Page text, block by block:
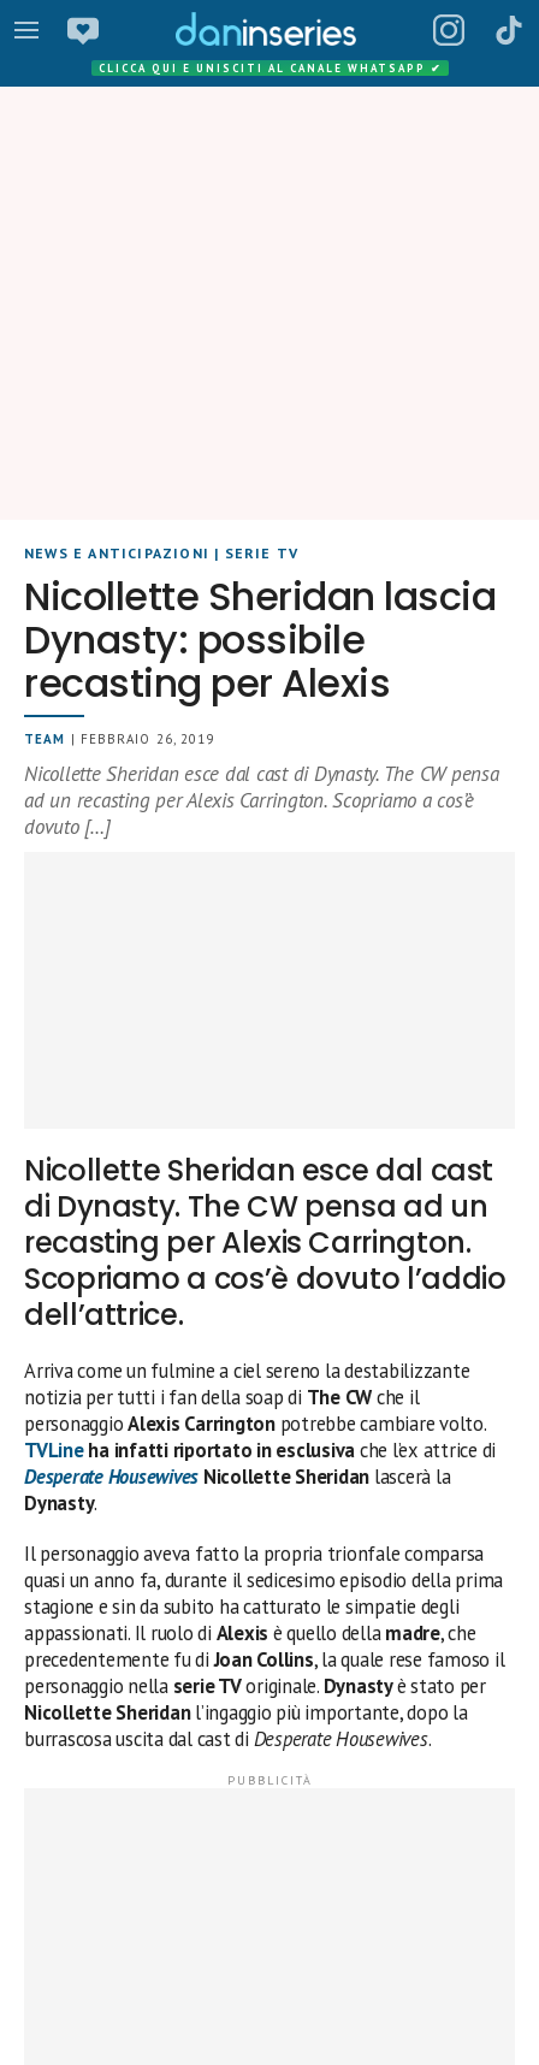
CLICCA QUI E UNISCITI AL CANALE WHATSAPP ✔
NEWS E ANTICIPAZIONI | SERIE TV
Nicollette Sheridan lascia
Dynasty: possibile
recasting per Alexis
TEAM | FEBBRAIO 26, 2019
Nicollette Sheridan esce dal cast di Dynasty. The CW pensa
ad un recasting per Alexis Carrington. Scopriamo a cos’è
dovuto […]
Nicollette Sheridan esce dal cast
di Dynasty. The CW pensa ad un
recasting per Alexis Carrington.
Scopriamo a cos’è dovuto l’addio
dell’attrice.
Arriva come un fulmine a ciel sereno la destabilizzante
notizia per tutti i fan della soap di The CWche il
personaggioAlexis Carringtonpotrebbe cambiare volto.
TVLineha infatti riportato in esclusivache l’ex attrice di
Desperate Housewives Nicollette Sheridan lascerà la
Dynasty.
Il personaggio aveva fatto la propria trionfale comparsa
quasi un anno fa, durante il sedicesimo episodio della prima
stagione e sin da subito ha catturato le simpatie degli
appassionati. Il ruolo di Alexis è quello dellamadre, che
precedentemente fu diJoan Collins, la quale rese famoso il
personaggio nella serie TVoriginale. Dynastyè stato per
Nicollette Sheridanl’ingaggio più importante, dopo la
burrascosa uscita dal cast di Desperate Housewives.